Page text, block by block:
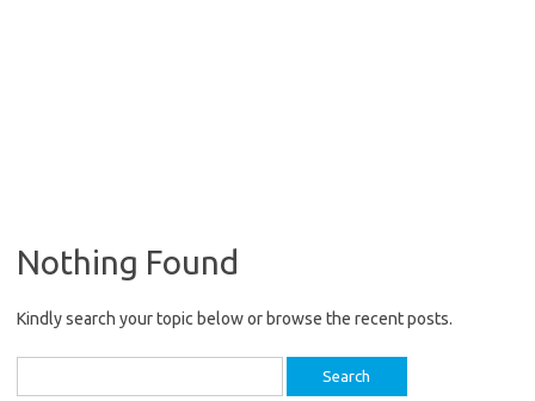
Nothing Found
Kindly search your topic below or browse the recent posts.
for: